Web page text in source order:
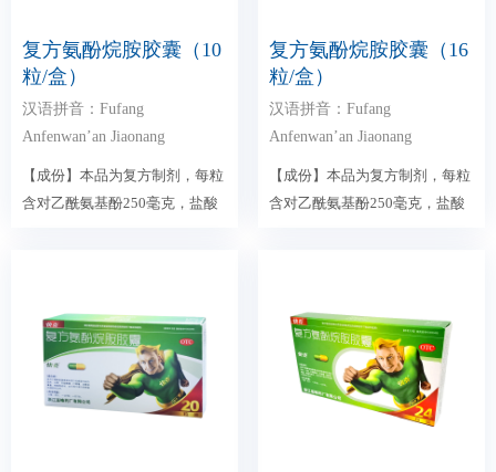
复方氨酚烷胺胶囊（10
粒/盒）
汉语拼音：Fufang
Anfenwan’an Jiaonang
【成份】本品为复方制剂，每粒
含对乙酰氨基酚250毫克，盐酸
复方氨酚烷胺胶囊（16
粒/盒）
汉语拼音：Fufang
Anfenwan’an Jiaonang
【成份】本品为复方制剂，每粒
含对乙酰氨基酚250毫克，盐酸